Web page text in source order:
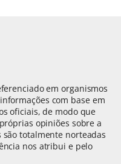
em organismos
com base em
oficiais, de modo que
opiniões sobre a
são totalmente norteadas
nos atribui e pelo